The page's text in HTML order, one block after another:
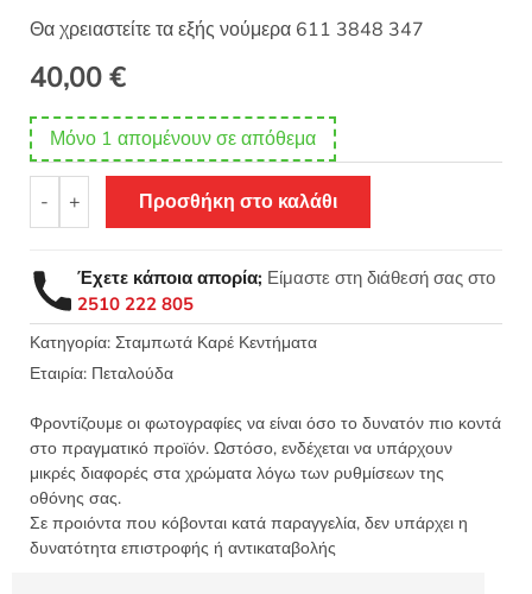
Θα χρειαστείτε τα εξής νούμερα 611 3848 347
40,00€
Μόνο 1 απομένουν σε απόθεμα
-
Σταμπωτό
κέντημα
Βυζαντινό
μοτίβο
100x100
Κνωσός
-
Art613G
No1173G
ποσότητα
+ Προσθήκη στο καλάθι
Έχετε κάποια απορία; Είμαστε στη διάθεσή σας στο
2510 222 805
Κατηγορία: Σταμπωτά Καρέ Κεντήματα
Εταιρία: Πεταλούδα
Φροντίζουμε οι φωτογραφίες να είναι όσο το δυνατόν πιο κοντά
στο πραγματικό προϊόν. Ωστόσο, ενδέχεται να υπάρχουν
μικρές διαφορές στα χρώματα λόγω των ρυθμίσεων της
οθόνης σας.
Σε προιόντα που κόβονται κατά παραγγελία, δεν υπάρχει η
δυνατότητα επιστροφής ή αντικαταβολής